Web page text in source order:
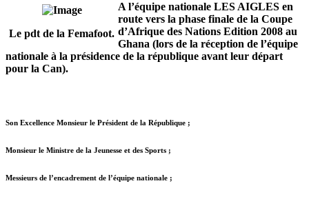
Le pdt de la Femafoot.
A l’équipe nationale LES AIGLES en
route vers la phase finale de la Coupe
d’Afrique des Nations Edition 2008 au
Ghana (lors de la réception de l’équipe
nationale à la présidence de la république avant leur départ
pour la Can).
Son Excellence Monsieur le Président de la République ;
Monsieur le Ministre de la Jeunesse et des Sports ;
Messieurs de l’encadrement de l’équipe nationale ;